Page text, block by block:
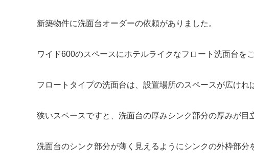
新築物件に洗面台オーダーの依頼がありました。
ワイド600のスペースにホテルライクなフロート洗面台を
フロートタイプの洗面台は、設置場所のスペースが広けれ
狭いスペースですと、洗面台の厚みシンク部分の厚みが目
洗面台のシンク部分が薄く見えるようにシンクの外枠部分